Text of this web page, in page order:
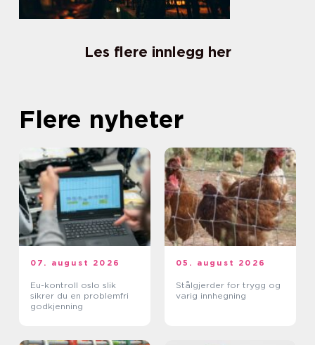
Les flere innlegg her
Flere nyheter
07. august 2026
Eu-kontroll oslo slik
sikrer du en problemfri
godkjenning
05. august 2026
Stålgjerder for trygg og
varig innhegning